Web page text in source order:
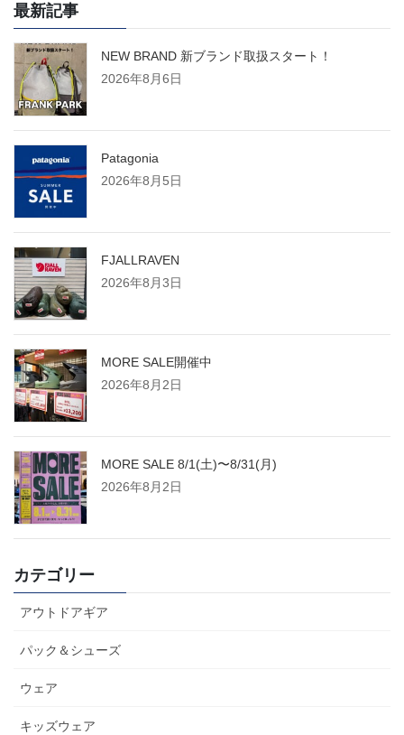
最新記事
NEW BRAND 新ブランド取扱スタート！
2026年8月6日
Patagonia
2026年8月5日
FJALLRAVEN
2026年8月3日
MORE SALE開催中
2026年8月2日
MORE SALE 8/1(土)〜8/31(月)
2026年8月2日
カテゴリー
アウトドアギア
パック＆シューズ
ウェア
キッズウェア